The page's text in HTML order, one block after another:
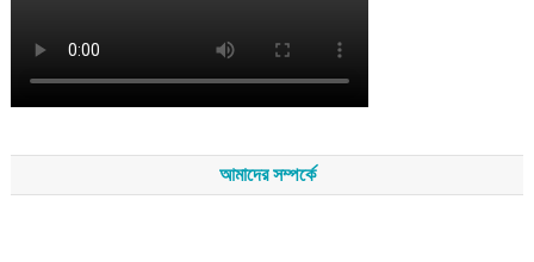
আমাদের সম্পর্কে